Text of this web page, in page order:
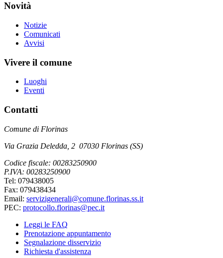
Novità
Notizie
Comunicati
Avvisi
Vivere il comune
Luoghi
Eventi
Contatti
Comune di Florinas
Via Grazia Deledda, 2 07030 Florinas (SS)
Codice fiscale: 00283250900
P.IVA: 00283250900
Tel: 079438005
Fax: 079438434
Email: servizigenerali@comune.florinas.ss.it
PEC: protocollo.florinas@pec.it
Leggi le FAQ
Prenotazione appuntamento
Segnalazione disservizio
Richiesta d'assistenza